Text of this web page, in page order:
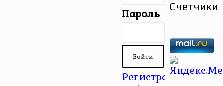
Пароль
Регистрация |
Счетчики